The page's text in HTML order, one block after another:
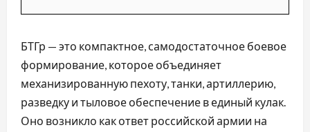
БТГр — это компактное, самодостаточное боевое
формирование, которое объединяет
механизированную пехоту, танки, артиллерию,
разведку и тыловое обеспечение в единый кулак.
Оно возникло как ответ российской армии на